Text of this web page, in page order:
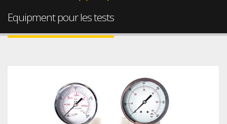
Equipment pour les tests